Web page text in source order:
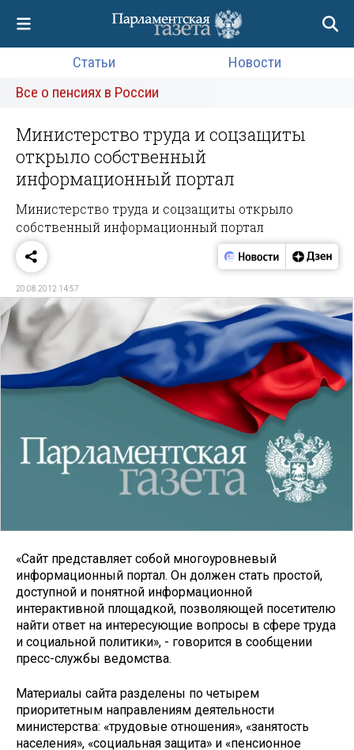
Статьи
Новости
Все о пенсиях в России
Министерство труда и соцзащиты
открыло собственный
информационный портал
Министерство труда и соцзащиты открыло
собственный информационный портал
20.08.2012 14:57
«Сайт представляет собой многоуровневый
информационный портал. Он должен стать простой,
доступной и понятной информационной
интерактивной площадкой, позволяющей посетителю
найти ответ на интересующие вопросы в сфере труда
и социальной политики», - говорится в сообщении
пресс-службы ведомства.
Материалы сайта разделены по четырем
приоритетным направлениям деятельности
министерства: «трудовые отношения», «занятость
населения», «социальная защита» и «пенсионное